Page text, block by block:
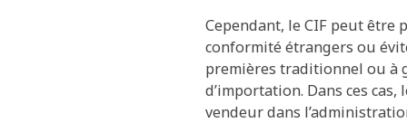
Cependant, le CIF peut
conformité étrangers ou
premières traditionnel ou à
d’importation. Dans ces
vendeur dans